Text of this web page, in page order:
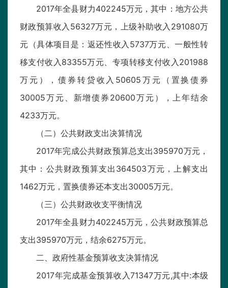
2017年全县财力402245万元，其中：地方公共
财政预算收入56327万元，上级补助收入291080万
元（具体项目是：返还性收入5737万元、一般性转
移支付收入83355万元、专项转移支付收入201988
万元），债券转贷收入50605万元（置换债券
30005万元、新增债券20600万元），上年结余
4233万元。
（二）公共财政支出决算情况
2017年完成公共财政预算总支出395970万元，
其中：公共财政预算支出364503万元，上解支出
1462万元，置换债券还本支出30005万元。
（三）公共财政收支平衡情况
2017年全县财力402245万元，公共财政预算总
支出395970万元，结余6275万元。
二、政府性基金预算收支决算情况
2017年完成基金预算收入71347万元,其中:本级